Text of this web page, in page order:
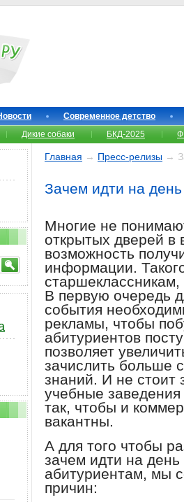
Современное детство
Дикие собаки БКД-2025
Главная → Пресс-релизы →
Зачем идти на
Многие не
открытых дверей в
возможность
информации.
В первую очередь
события
рекламы, чтобы
абитуриентов
позволяет
зачислить больше
знаний. И не стоит
учебные
так, чтобы и
вакантны.
А для того чтобы
зачем идти на
абитуриентам, мы
причин: